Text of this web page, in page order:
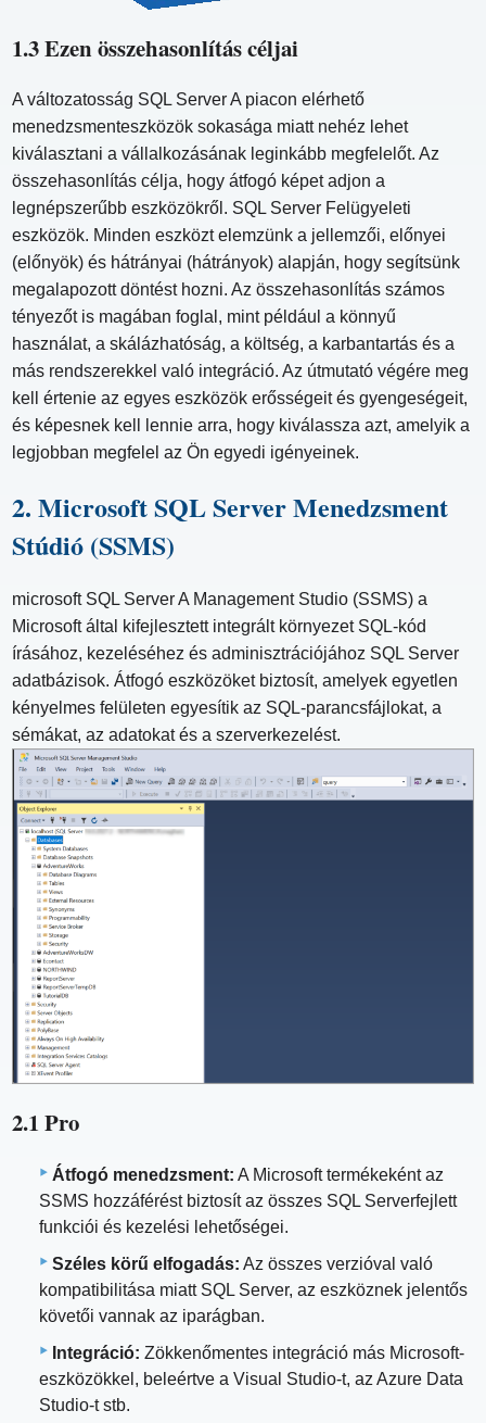
1.3 Ezen összehasonlítás céljai
A változatosság SQL Server A piacon elérhető
menedzsmenteszközök sokasága miatt nehéz lehet
kiválasztani a vállalkozásának leginkább megfelelőt. Az
összehasonlítás célja, hogy átfogó képet adjon a
legnépszerűbb eszközökről. SQL Server Felügyeleti
eszközök. Minden eszközt elemzünk a jellemzői, előnyei
(előnyök) és hátrányai (hátrányok) alapján, hogy segítsünk
megalapozott döntést hozni. Az összehasonlítás számos
tényezőt is magában foglal, mint például a könnyű
használat, a skálázhatóság, a költség, a karbantartás és a
más rendszerekkel való integráció. Az útmutató végére meg
kell értenie az egyes eszközök erősségeit és gyengeségeit,
és képesnek kell lennie arra, hogy kiválassza azt, amelyik a
legjobban megfelel az Ön egyedi igényeinek.
2. Microsoft SQL Server Menedzsment
Stúdió (SSMS)
microsoft SQL Server A Management Studio (SSMS) a
Microsoft által kifejlesztett integrált környezet SQL-kód
írásához, kezeléséhez és adminisztrációjához SQL Server
adatbázisok. Átfogó eszközöket biztosít, amelyek egyetlen
kényelmes felületen egyesítik az SQL-parancsfájlokat, a
sémákat, az adatokat és a szerverkezelést.
2.1 Pro
Átfogó menedzsment: A Microsoft termékeként az
SSMS hozzáférést biztosít az összes SQL Serverfejlett
funkciói és kezelési lehetőségei.
Széles körű elfogadás: Az összes verzióval való
kompatibilitása miatt SQL Server, az eszköznek jelentős
követői vannak az iparágban.
Integráció: Zökkenőmentes integráció más Microsoft-
eszközökkel, beleértve a Visual Studio-t, az Azure Data
Studio-t stb.